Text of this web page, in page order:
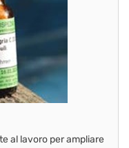
al lavoro per ampliare